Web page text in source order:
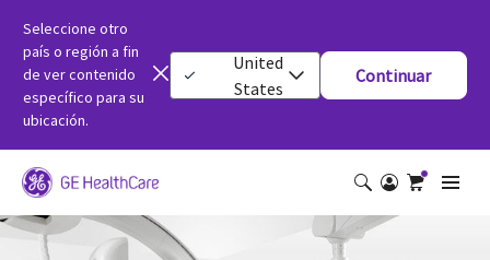
Seleccione otro
país o región a fin
de ver contenido
específico para su
ubicación.
United
States
Continuar